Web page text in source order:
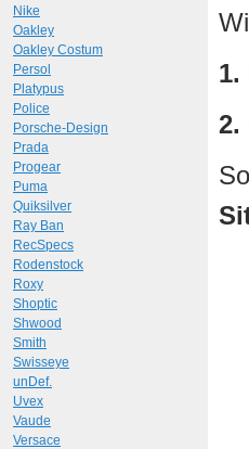
1.
2.
Nike
Oakley
Oakley Costum
Persol
Platypus
Police
Porsche-Design
Prada
Progear
Puma
Quiksilver
Ray Ban
RecSpecs
Rodenstock
Roxy
Shoptic
Shwood
Smith
Swisseye
unDef.
Uvex
Vaude
Versace